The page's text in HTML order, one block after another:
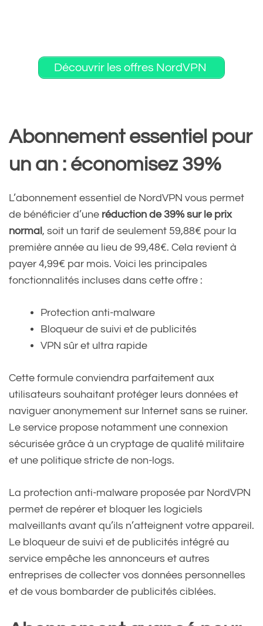
Découvrir les offres NordVPN
Abonnement essentiel pour
un an : économisez 39%
L’abonnement essentiel de NordVPN vous permet
de bénéficier d’une réduction de 39% sur le prix
normal , soit un tarif de seulement 59,88€ pour la
première année au lieu de 99,48€. Cela revient à
payer 4,99€ par mois. Voici les principales
fonctionnalités incluses dans cette offre :
Protection anti-malware
Bloqueur de suivi et de publicités
VPN sûr et ultra rapide
Cette formule conviendra parfaitement aux
utilisateurs souhaitant protéger leurs données et
naviguer anonymement sur Internet sans se ruiner.
Le service propose notamment une connexion
sécurisée grâce à un cryptage de qualité militaire
et une politique stricte de non-logs.
La protection anti-malware proposée par NordVPN
permet de repérer et bloquer les logiciels
malveillants avant qu’ils n’atteignent votre appareil.
Le bloqueur de suivi et de publicités intégré au
service empêche les annonceurs et autres
entreprises de collecter vos données personnelles
et de vous bombarder de publicités ciblées.